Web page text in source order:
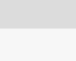
«220 ВСЯ